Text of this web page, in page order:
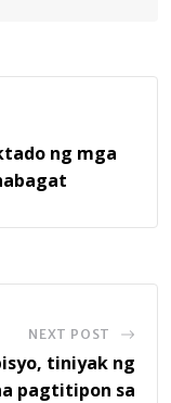
ng mga
NEXT POST
tiniyak ng
pagtitipon sa